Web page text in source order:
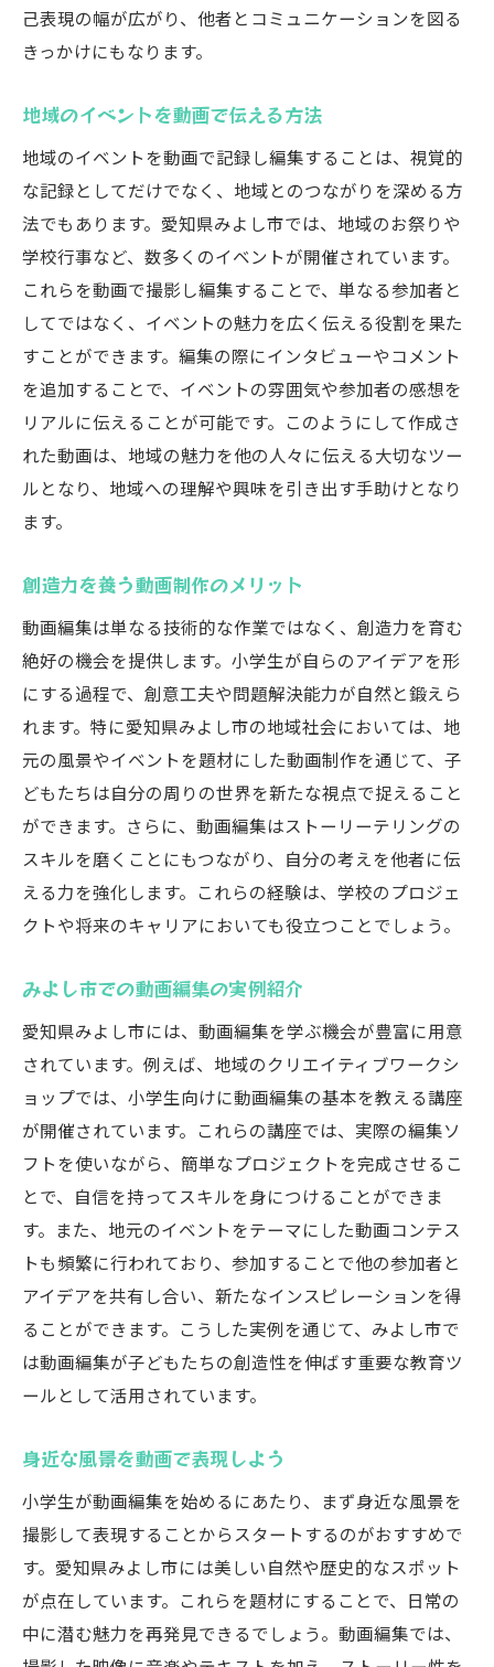
初心者向けオンライン講座の活用法
地元イベントの撮影機会を活かす
小学生でも簡単に取り組める動画編集の基本技
術
カット編集の基本をマスターしよう
動画にテキストを入れる方法
効果的なトランジションの使い方
音声とBGMのミキシング技術
エフェクトを使って動画を彩る方法
視聴者を引き込む編集のコツ
動画編集で日常を記録する楽しさを体感しよう
日常の何気ない瞬間を切り取る
学校での活動を動画で振り返る
季節ごとの変化を動画で表現
未来の自分にメッセージを残す方法
みよし市のサポートを受けて動画編集を始めよ
う
地元のサポート団体の紹介
動画編集に役立つ地域のイベント
親子で参加できるワークショップ
みよし市の学校での動画編集授業
地域の協力で作品を発表しよう
創造力を育む動画編集の第一歩を踏み出そう
クリエイティブな発想を動画で表現
自分のアイデアを形にする喜び
動画編集がもたらす新しい視点
試行錯誤を楽しむプロセス
動画を通じて成長する自分を発見
未来の自分に向けた作品を作ろう
未来のクリエイターを育てる動画編集の始め方
動画編集が広げる職業の選択肢
小学生から始めるクリエイターへの道
動画コンペティションに参加しよう
未来を見据えたスキルを磨く
夢を叶えるための第一歩
己表現の幅が広がり、他者とコミュニケーションを図る
きっかけにもなります。
地域のイベントを動画で伝える方法
地域のイベントを動画で記録し編集することは、視覚的
な記録としてだけでなく、地域とのつながりを深める方
法でもあります。愛知県みよし市では、地域のお祭りや
学校行事など、数多くのイベントが開催されています。
これらを動画で撮影し編集することで、単なる参加者と
してではなく、イベントの魅力を広く伝える役割を果た
すことができます。編集の際にインタビューやコメント
を追加することで、イベントの雰囲気や参加者の感想を
リアルに伝えることが可能です。このようにして作成さ
れた動画は、地域の魅力を他の人々に伝える大切なツー
ルとなり、地域への理解や興味を引き出す手助けとなり
ます。
創造力を養う動画制作のメリット
動画編集は単なる技術的な作業ではなく、創造力を育む
絶好の機会を提供します。小学生が自らのアイデアを形
にする過程で、創意工夫や問題解決能力が自然と鍛えら
れます。特に愛知県みよし市の地域社会においては、地
元の風景やイベントを題材にした動画制作を通じて、子
どもたちは自分の周りの世界を新たな視点で捉えること
ができます。さらに、動画編集はストーリーテリングの
スキルを磨くことにもつながり、自分の考えを他者に伝
える力を強化します。これらの経験は、学校のプロジェ
クトや将来のキャリアにおいても役立つことでしょう。
みよし市での動画編集の実例紹介
愛知県みよし市には、動画編集を学ぶ機会が豊富に用意
されています。例えば、地域のクリエイティブワークシ
ョップでは、小学生向けに動画編集の基本を教える講座
が開催されています。これらの講座では、実際の編集ソ
フトを使いながら、簡単なプロジェクトを完成させるこ
とで、自信を持ってスキルを身につけることができま
す。また、地元のイベントをテーマにした動画コンテス
トも頻繁に行われており、参加することで他の参加者と
アイデアを共有し合い、新たなインスピレーションを得
ることができます。こうした実例を通じて、みよし市で
は動画編集が子どもたちの創造性を伸ばす重要な教育ツ
ールとして活用されています。
身近な風景を動画で表現しよう
小学生が動画編集を始めるにあたり、まず身近な風景を
撮影して表現することからスタートするのがおすすめで
す。愛知県みよし市には美しい自然や歴史的なスポット
が点在しています。これらを題材にすることで、日常の
中に潜む魅力を再発見できるでしょう。動画編集では、